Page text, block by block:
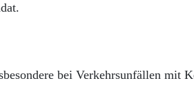
bei Verkehrsunfällen mit